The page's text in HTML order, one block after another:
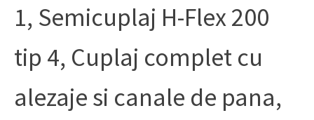
1, Semicuplaj H-Flex 200
tip 4, Cuplaj complet cu
alezaje si canale de pana,